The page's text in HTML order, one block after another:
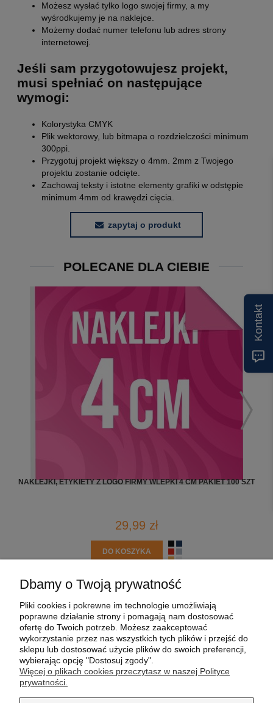
Możesz wysłać tylko logo swojej firmy, a my
wyśrodkujemy je na naklejce.
Możemy dodać numer telefonu lub adres strony
internetowej.
Jeśli sam przygotowujesz projekt,
musi spełniać on następujące
wymogi:
Kolorystyka CMYK
Plik wektorowy, lub bitmapa o rozdzielczości minimum
300ppi.
Przygotuj projekt większy o 4mm. 2mm z Twojego
projektu zostanie odcięte.
Zachowaj teksty i istotne elementy grafiki w odstępie
minimum 4mm od krawędzi cięcia.
zapytaj o produkt
POLECANE DLA CIEBIE
NAKLEJKI, ETYKIETY Z LOGO FIRMY WLEPKI 4 CM PAKIET 100 SZT
29,99 zł
DO KOSZYKA
MOJE KONTO
PŁATNOŚCI I DOSTAWA
Dbamy o Twoją prywatność
Pliki cookies i pokrewne im technologie umożliwiają
poprawne działanie strony i pomagają nam dostosować
ofertę do Twoich potrzeb. Możesz zaakceptować
wykorzystanie przez nas wszystkich tych plików i przejść do
sklepu lub dostosować użycie plików do swoich preferencji,
wybierając opcję "Dostosuj zgody".
Więcej o plikach cookies przeczytasz w naszej Polityce
prywatności.
Kontakt